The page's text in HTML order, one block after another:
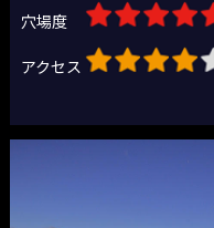
穴場度
アクセス